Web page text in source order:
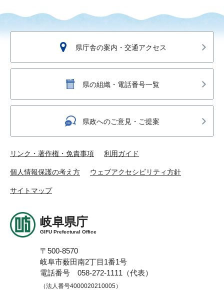
県庁舎の案内・交通アクセス
県の組織・電話番号一覧
県政へのご意見・ご提案
リンク・著作権・免責事項 利用ガイド
個人情報保護の考え方 ウェブアクセシビリティ方針
サイトマップ
岐阜県庁
GIFU Prefectural Office
〒500-8570
岐阜市薮田南2丁目1番1号
電話番号 058-272-1111（代表）
（法人番号4000020210005）